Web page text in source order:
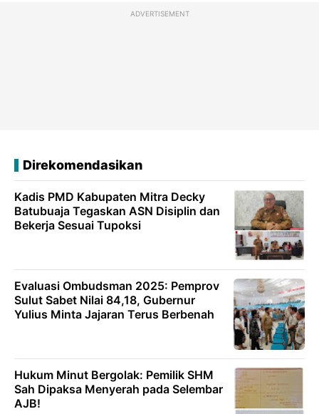
ADVERTISEMENT
Direkomendasikan
Kadis PMD Kabupaten Mitra Decky
Batubuaja Tegaskan ASN Disiplin dan
Bekerja Sesuai Tupoksi
Evaluasi Ombudsman 2025: Pemprov
Sulut Sabet Nilai 84,18, Gubernur
Yulius Minta Jajaran Terus Berbenah
Hukum Minut Bergolak: Pemilik SHM
Sah Dipaksa Menyerah pada Selembar
AJB!